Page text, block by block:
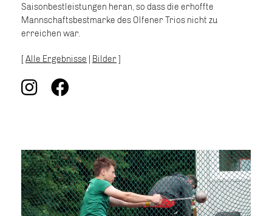
Saisonbestleistungen heran, so dass die erhoffte
Mannschaftsbestmarke des Olfener Trios nicht zu
erreichen war.
[Alle Ergebnisse Bilder ]